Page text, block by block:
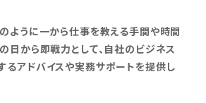
ように一から仕事を教える手間や時間
日から即戦力として、自社のビジネス
るアドバイスや実務サポートを提供し